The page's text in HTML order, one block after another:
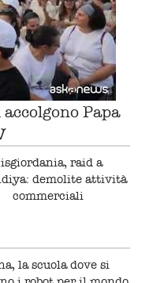
Papa
raid a
demolite attività
commerciali
la scuola dove si